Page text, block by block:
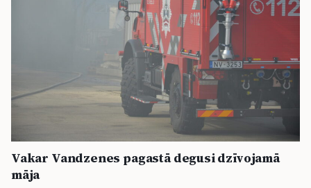
Vakar Vandzenes pagastā degusi dzīvojamā
māja